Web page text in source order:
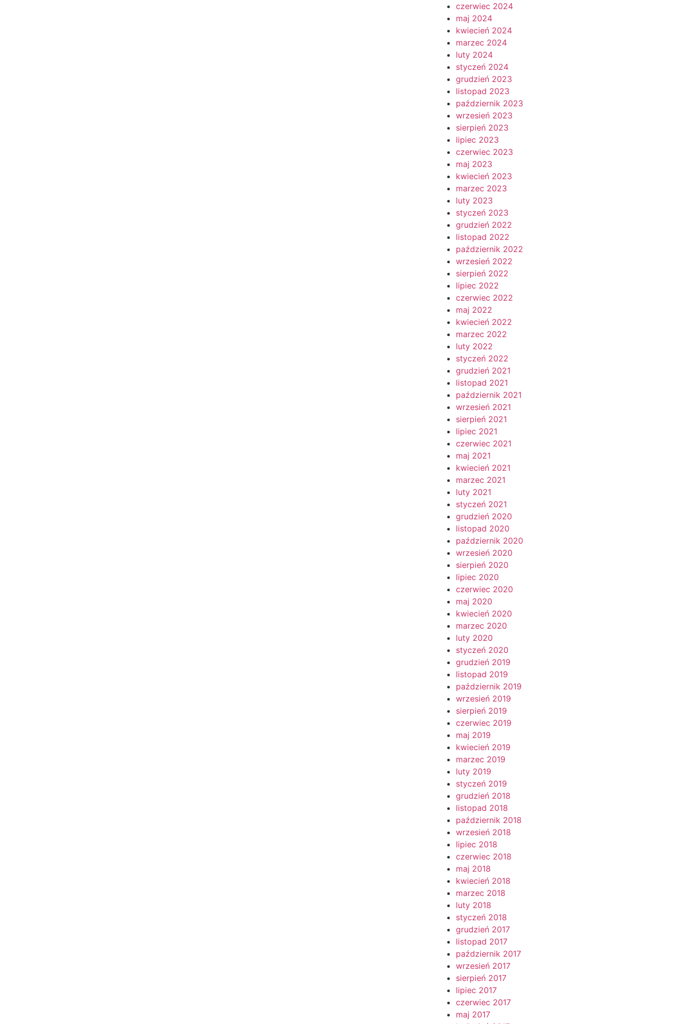
czerwiec 2024
maj 2024
kwiecień 2024
marzec 2024
luty 2024
styczeń 2024
grudzień 2023
listopad 2023
październik 2023
wrzesień 2023
sierpień 2023
lipiec 2023
czerwiec 2023
maj 2023
kwiecień 2023
marzec 2023
luty 2023
styczeń 2023
grudzień 2022
listopad 2022
październik 2022
wrzesień 2022
sierpień 2022
lipiec 2022
czerwiec 2022
maj 2022
kwiecień 2022
marzec 2022
luty 2022
styczeń 2022
grudzień 2021
listopad 2021
październik 2021
wrzesień 2021
sierpień 2021
lipiec 2021
czerwiec 2021
maj 2021
kwiecień 2021
marzec 2021
luty 2021
styczeń 2021
grudzień 2020
listopad 2020
październik 2020
wrzesień 2020
sierpień 2020
lipiec 2020
czerwiec 2020
maj 2020
kwiecień 2020
marzec 2020
luty 2020
styczeń 2020
grudzień 2019
listopad 2019
październik 2019
wrzesień 2019
sierpień 2019
czerwiec 2019
maj 2019
kwiecień 2019
marzec 2019
luty 2019
styczeń 2019
grudzień 2018
listopad 2018
październik 2018
wrzesień 2018
lipiec 2018
czerwiec 2018
maj 2018
kwiecień 2018
marzec 2018
luty 2018
styczeń 2018
grudzień 2017
listopad 2017
październik 2017
wrzesień 2017
sierpień 2017
lipiec 2017
czerwiec 2017
maj 2017